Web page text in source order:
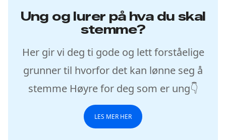
Ung og lurer på hva du skal
stemme?
Her gir vi deg ti gode og lett forståelige
grunner til hvorfor det kan lønne seg å
stemme Høyre for deg som er ung👇
LES MER HER